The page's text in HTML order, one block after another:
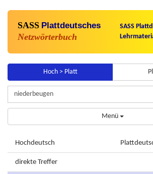
SASS Plattdeutsches
Netzwörterbuch
SASS
Hoch > Platt
Menü
Hochdeutsch
direkte Treffer